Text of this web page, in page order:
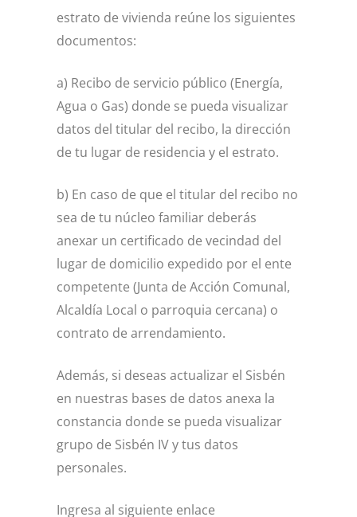
estrato de vivienda reúne los siguientes
documentos:
a) Recibo de servicio público (Energía,
Agua o Gas) donde se pueda visualizar
datos del titular del recibo, la dirección
de tu lugar de residencia y el estrato.
b) En caso de que el titular del recibo no
sea de tu núcleo familiar deberás
anexar un certificado de vecindad del
lugar de domicilio expedido por el ente
competente (Junta de Acción Comunal,
Alcaldía Local o parroquia cercana) o
contrato de arrendamiento.
Además, si deseas actualizar el Sisbén
en nuestras bases de datos anexa la
constancia donde se pueda visualizar
grupo de Sisbén IV y tus datos
personales.
Ingresa al siguiente enlace